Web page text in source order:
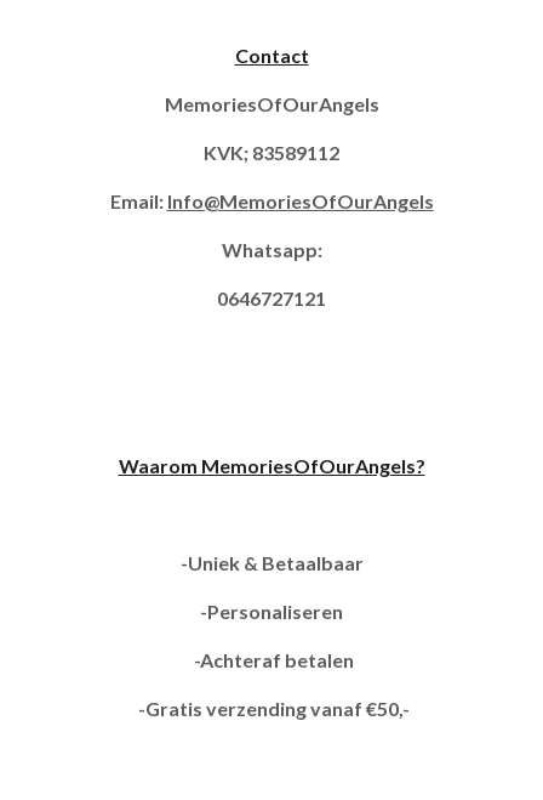
Contact
MemoriesOfOurAngels
KVK; 83589112
Email: Info@MemoriesOfOurAngels
Whatsapp:
0646727121
Waarom MemoriesOfOurAngels?
-Uniek & Betaalbaar
-Personaliseren
-Achteraf betalen
-Gratis verzending vanaf €50,-